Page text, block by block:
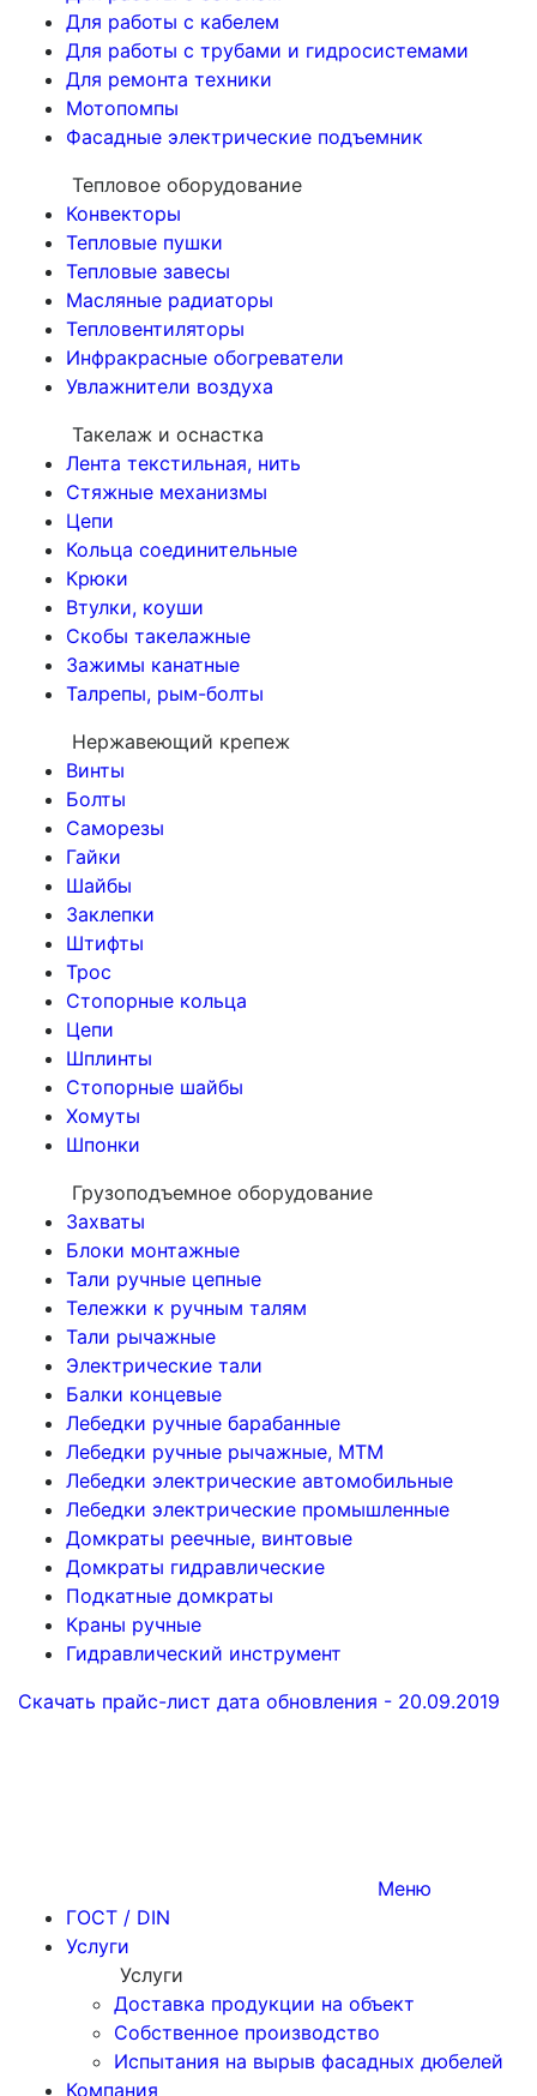
Для работы с кабелем
Для работы с трубами и гидросистемами
Для ремонта техники
Мотопомпы
Фасадные электрические подъемник
Тепловое оборудование
Конвекторы
Тепловые пушки
Тепловые завесы
Масляные радиаторы
Тепловентиляторы
Инфракрасные обогреватели
Увлажнители воздуха
Такелаж и оснастка
Лента текстильная, нить
Стяжные механизмы
Цепи
Кольца соединительные
Крюки
Втулки, коуши
Скобы такелажные
Зажимы канатные
Талрепы, рым-болты
Нержавеющий крепеж
Винты
Болты
Саморезы
Гайки
Шайбы
Заклепки
Штифты
Трос
Стопорные кольца
Цепи
Шплинты
Стопорные шайбы
Хомуты
Шпонки
Грузоподъемное оборудование
Захваты
Блоки монтажные
Тали ручные цепные
Тележки к ручным талям
Тали рычажные
Электрические тали
Балки концевые
Лебедки ручные барабанные
Лебедки ручные рычажные, МТМ
Лебедки электрические автомобильные
Лебедки электрические промышленные
Домкраты реечные, винтовые
Домкраты гидравлические
Подкатные домкраты
Краны ручные
Гидравлический инструмент
Скачать прайс-лист дата обновления - 20.09.2019
Меню
ГОСТ / DIN
Услуги
Услуги
Доставка продукции на объект
Собственное производство
Испытания на вырыв фасадных дюбелей
Компания